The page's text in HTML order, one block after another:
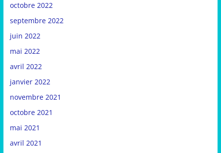
octobre 2022
septembre 2022
juin 2022
mai 2022
avril 2022
janvier 2022
novembre 2021
octobre 2021
mai 2021
avril 2021